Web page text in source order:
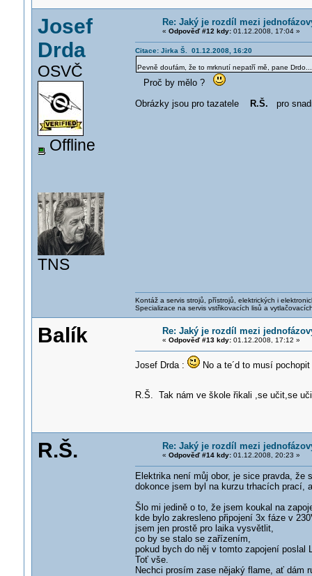
Josef
Drda
OSVČ
Offline
TNS
Re: Jaký je rozdíl mezi
« Odpověď #12 kdy:01.12.2008, 17:04 »
Citace: Jirka Š. 01.12.2008, 16:20
Pevně doufám, že to mrknutí nepatří mě, pane
Proč by mělo ?
Obrázky jsou pro tazatele
R.Š. pro
Kontáž a servis strojů, přístrojů, elektrických i
Specializace na servis vstřikovacích lisů a
Balík Re: Jaký je rozdíl mezi
« Odpověď #13 kdy:01.12.2008, 17:12 »
Josef Drda : No a te´d to musí
R.Š. Tak nám ve škole řikali ,se učit,se
R.Š. Re: Jaký je rozdíl mezi
« Odpověď #14 kdy:01.12.2008, 20:23 »
Elektrika není můj obor, je sice pravda,
dokonce jsem byl na kurzu trhacích prací,
Šlo mi jedině o to, že jsem koukal na
kde bylo zakresleno připojení 3x fáze v
jsem jen prostě pro laika vysvětlit,
co by se stalo se zařízením,
pokud bych do něj v tomto zapojení poslal
Toť vše.
Nechci prosím zase nějaký flame, ať dám